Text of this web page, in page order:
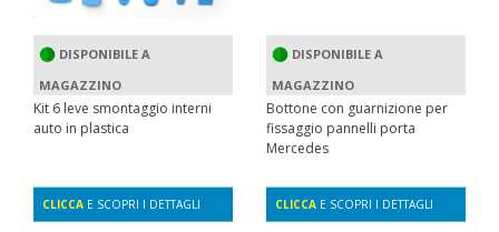
DISPONIBILE A
MAGAZZINO
Kit 6 leve smontaggio interni
auto in plastica
CLICCA E SCOPRI I DETTAGLI
DISPONIBILE A
MAGAZZINO
Bottone con guarnizione per
fissaggio pannelli porta
Mercedes
CLICCA E SCOPRI I DETTAGLI